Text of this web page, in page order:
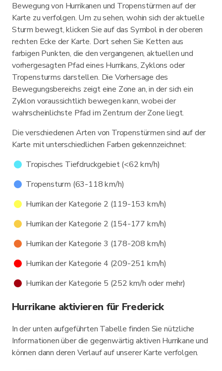
Bewegung von Hurrikanen und Tropenstürmen auf der
Karte zu verfolgen. Um zu sehen, wohin sich der aktuelle
Sturm bewegt, klicken Sie auf das Symbol in der oberen
rechten Ecke der Karte. Dort sehen Sie Ketten aus
farbigen Punkten, die den vergangenen, aktuellen und
vorhergesagten Pfad eines Hurrikans, Zyklons oder
Tropensturms darstellen. Die Vorhersage des
Bewegungsbereichs zeigt eine Zone an, in der sich ein
Zyklon voraussichtlich bewegen kann, wobei der
wahrscheinlichste Pfad im Zentrum der Zone liegt.
Die verschiedenen Arten von Tropenstürmen sind auf der
Karte mit unterschiedlichen Farben gekennzeichnet:
Tropisches Tiefdruckgebiet (<62 km/h)
Tropensturm (63-118 km/h)
Hurrikan der Kategorie 2 (119-153 km/h)
Hurrikan der Kategorie 2 (154-177 km/h)
Hurrikan der Kategorie 3 (178-208 km/h)
Hurrikan der Kategorie 4 (209-251 km/h)
Hurrikan der Kategorie 5 (252 km/h oder mehr)
Hurrikane aktivieren für Frederick
In der unten aufgeführten Tabelle finden Sie nützliche
Informationen über die gegenwärtig aktiven Hurrikane und
können dann deren Verlauf auf unserer Karte verfolgen.